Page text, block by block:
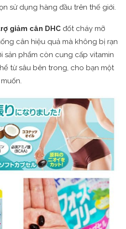
sử dụng hàng đầu trên thế giới.
giảm cân DHC đốt cháy mỡ
cân hiệu quả mà không bị rạn
sản phẩm còn cung cấp vitamin
từ sâu bên trong, cho bạn một